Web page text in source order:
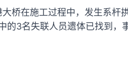
桥在施工过程中，发生系杆
3名失联人员遗体已找到，